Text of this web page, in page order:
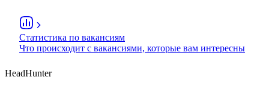
Статистика по вакансиям
Что происходит с вакансиями, которые вам интересны
HeadHunter